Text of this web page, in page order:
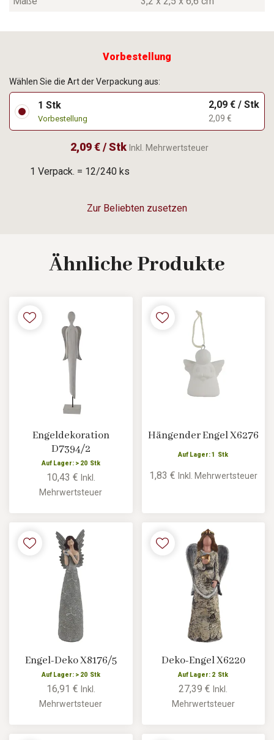
Vorbestellung
1 Verpack. = 12/240 ks
Zur Beliebten zusetzen
Wählen Sie die Art der Verpackung aus:
1 Stk
Vorbestellung
2,09 € / Stk
2,09 €
2,09 € / Stk Inkl. Mehrwertsteuer
Ähnliche Produkte
Engeldekoration
D7394/2
Auf Lager: > 20 Stk
10,43 € Inkl.
Mehrwertsteuer
Hängender Engel X6276
Auf Lager: 1 Stk
1,83 € Inkl. Mehrwertsteuer
Engel-Deko X8176/5
Auf Lager: > 20 Stk
16,91 € Inkl.
Mehrwertsteuer
Deko-Engel X6220
Auf Lager: 2 Stk
27,39 €Inkl.
Mehrwertsteuer